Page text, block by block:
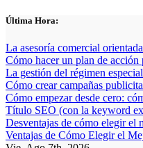
Saltar
contenido
Última Hora:
La asesoría comercial
Cómo hacer un plan de acción
La gestión del régimen
Cómo crear campañas
Cómo empezar desde cero:
Título SEO (con la keyword
Desventajas de cómo elegir el
Ventajas de Cómo Elegir el